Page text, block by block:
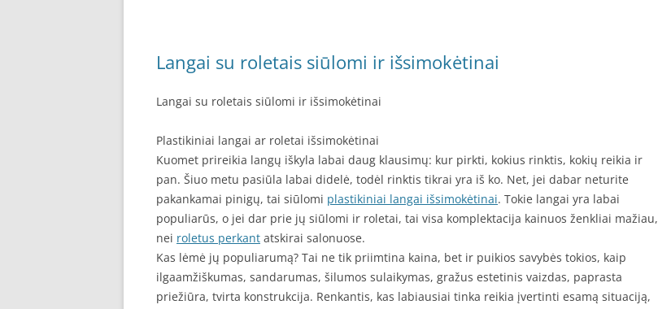
Langai su roletais siūlomi ir išsimokėtinai
Langai su roletais siūlomi ir išsimokėtinai
Plastikiniai langai ar roletai išsimokėtinai
Kuomet prireikia langų iškyla labai daug klausimų: kur pirkti, kokius rinktis, kokių reikia ir
pan. Šiuo metu pasiūla labai didelė, todėl rinktis tikrai yra iš ko. Net, jei dabar neturite
pakankamai pinigų, tai siūlomi plastikiniai langai išsimokėtinai. Tokie langai yra labai
populiarūs, o jei dar prie jų siūlomi ir roletai, tai visa komplektacija kainuos ženkliai mažiau,
nei roletus perkant atskirai salonuose.
Kas lėmė jų populiarumą? Tai ne tik priimtina kaina, bet ir puikios savybės tokios, kaip
ilgaamžiškumas, sandarumas, šilumos sulaikymas, gražus estetinis vaizdas, paprasta
priežiūra, tvirta konstrukcija. Renkantis, kas labiausiai tinka reikia įvertinti esamą situaciją,